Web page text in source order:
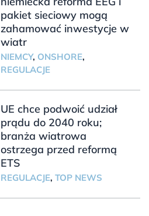
pakiet sieciowy mogą
zahamować inwestycje w
wiatr
NIEMCY, ONSHORE,
REGULACJE
UE chce podwoić udział
prądu do 2040 roku;
branża wiatrowa
ostrzega przed reformą
ETS
REGULACJE, TOP NEWS